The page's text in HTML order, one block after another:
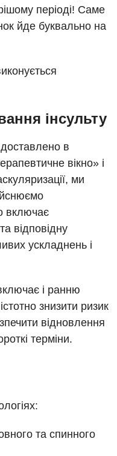
періоді! Саме
йде буквально на
інсульту
в
вікно» і
ми
включає
відповідну
ускладнень і
і ранню
знизити ризик
відновлення
терміни.
та спинного